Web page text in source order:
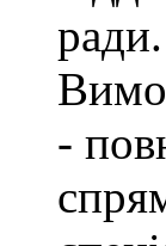
ради.
-